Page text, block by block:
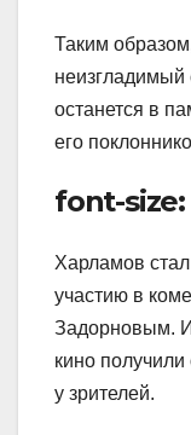
Таким
неизгладимый
останется в
его
font-
Харламов
участию в
Задорновым.
кино
у зрителей.